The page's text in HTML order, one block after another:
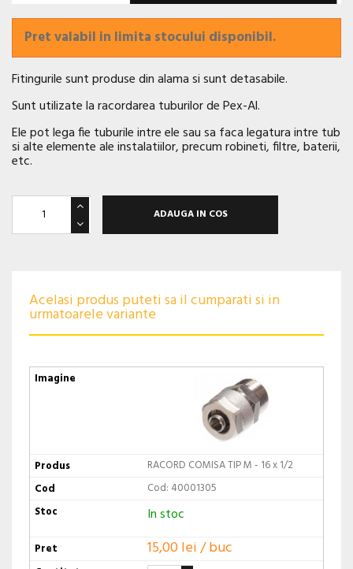
Pret valabil in limita stocului disponibil.
Fitingurile sunt produse din alama si sunt detasabile.
Sunt utilizate la racordarea tuburilor de Pex-Al.
Ele pot lega fie tuburile intre ele sau sa faca legatura intre tub
si alte elemente ale instalatiilor, precum robineti, filtre, baterii,
etc.
ADAUGA IN COS
Acelasi produs puteti sa il cumparati si in
urmatoarele variante
RACORD COMISA TIP M - 16 x 1/2
Cod: 40001305
In stoc
15,00 lei / buc